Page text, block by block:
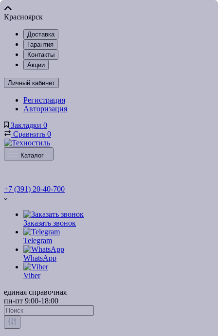
Красноярск
Доставка
Гарантия
Контакты
Акции
Личный кабинет
Регистрация
Авторизация
Закладки 0
Сравнить 0
Каталог
+7 (391) 20-40-700
Заказать звонок
Telegram
WhatsApp
Viber
единая справочная
пн-пт 9:00-18:00